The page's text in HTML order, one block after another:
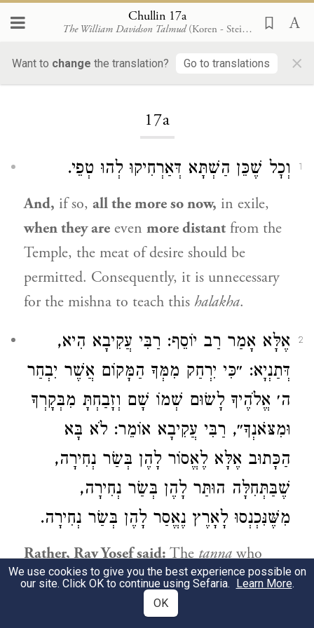
Chullin 17a
The William Davidson Talmud (Koren - Steinsaltz)
Want to change the translation? Go to translations ×
17a
1 וְכׇל שֶׁכֵּן הַשְׁתָּא דְּאַרְחִיקוּ לְהוּ טְפֵי.
And, if so, all the more so now, in exile,
when they are even more distant from the
Temple, the meat of desire should be
permitted. Consequently, it is unnecessary
for the mishna to teach this halakha.
2
אֶלָּא אָמַר רַב יוֹסֵף: רַבִּי עֲקִיבָא הִיא,
דְּתַנְיָא: ״כִּי יִרְחַק מִמְּךָ הַמָּקוֹם אֲשֶׁר יִבְחַר
ה׳ אֱלֹהֶיךָ לָשׂוּם שְׁמוֹ שָׁם וְזָבַחְתָּ מִבְּקָרְךָ
וּמִצֹּאנְךָ״, רַבִּי עֲקִיבָא אוֹמֵר: לֹא בָּא
הַכָּתוּב אֶלָּא לֶאֱסוֹר לָהֶן בְּשַׂר נְחִירָה,
שֶׁבַּתְּחִלָּה הוּתַּר לָהֶן בְּשַׂר נְחִירָה,
מִשֶּׁנִּכְנְסוּ לָאָרֶץ נֶאֱסַר לָהֶן בְּשַׂר נְחִירָה.
Rather,Rav Yosefsaid:Thetannawho
teaches thishalakha isRabbi Akiva, as it is
with regard to the verse:
We use cookies to give you the best experience possible on
our site. Click OK to continue using Sefaria. Learn More.
OK